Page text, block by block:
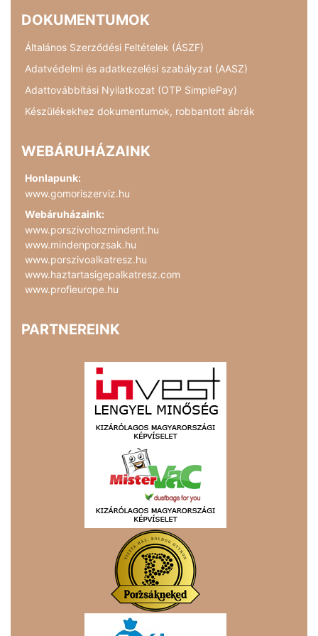
DOKUMENTUMOK
Általános Szerződési Feltételek (ÁSZF)
Adatvédelmi és adatkezelési szabályzat (AASZ)
Adattovábbítási Nyilatkozat (OTP SimplePay)
Készülékekhez dokumentumok, robbantott ábrák
WEBÁRUHÁZAINK
Honlapunk:
www.gomoriszerviz.hu
Webáruházaink:
www.porszivohozmindent.hu
www.mindenporzsak.hu
www.porszivoalkatresz.hu
www.haztartasigepalkatresz.com
www.profieurope.hu
PARTNEREINK